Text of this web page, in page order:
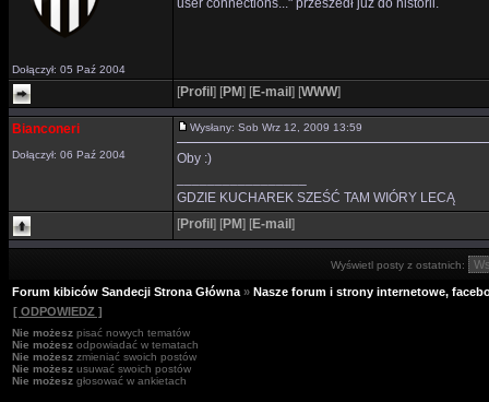
Dołączył: 05 Paź 2004
user connections..." przeszedł już do historii.
[Profil ] [PM] [E-mail ] [WWW]
Bianconeri
Dołączył: 06 Paź 2004
Wysłany: Sob Wrz 12, 2009 13:59
Oby :)
GDZIE KUCHAREK SZEŚĆ TAM WIÓRY LECĄ
[Profil ] [PM] [E-mail ]
Wyświetl posty z ostatnich:
Forum kibiców Sandecji Strona Główna » Nasze forum i strony internetowe,
[ ODPOWIEDZ ]
Nie możesz pisać nowych tematów
Nie możesz odpowiadać w tematach
Nie możesz zmieniać swoich postów
Nie możesz usuwać swoich postów
Nie możesz głosować w ankietach